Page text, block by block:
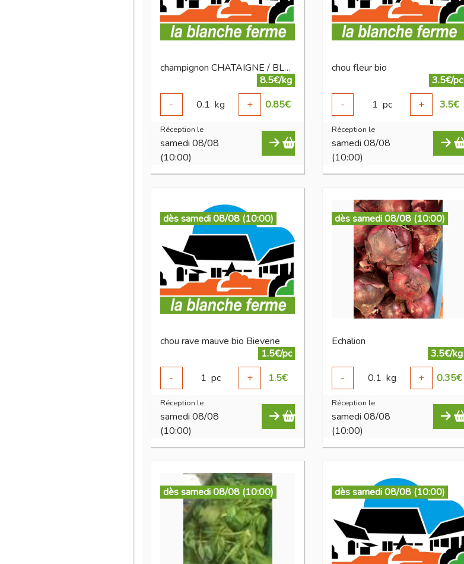
champignon CHATAIGNE / BLANC BIO
8.5€/kg
-
0.1 kg + 0.85€
Réception le
samedi 08/08
(10:00)
chou fleur bio
3.5€/pc
-
1 pc + 3.5€
Réception le
samedi 08/08
(10:00)
dès samedi 08/08 (10:00)
chou rave mauve bio Bievene
1.5€/pc
-
1 pc + 1.5€
Réception le
samedi 08/08
(10:00)
dès samedi 08/08 (10:00)
Echalion
3.5€/kg
-
0.1 kg + 0.35€
Réception le
samedi 08/08
(10:00)
dès samedi 08/08 (10:00) dès samedi 08/08 (10:00)